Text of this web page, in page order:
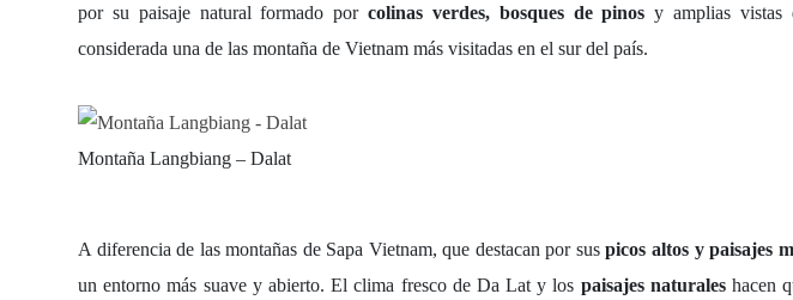
por su paisaje natural formado porcolinas verdes, bosques de pinos y amplias vistas
considerada una de las montaña de Vietnam más visitadas en el sur del país.
Montaña Langbiang – Dalat
A diferencia de las montañas de Sapa Vietnam, que destacan por suspicos altos y paisajes
un entorno más suave y abierto. El clima fresco de Da Lat y los paisajes naturaleshacen